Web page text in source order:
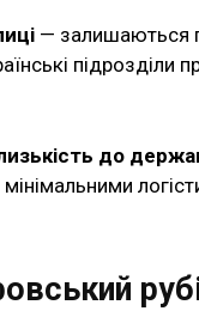
— залишаються
підрозділи
до